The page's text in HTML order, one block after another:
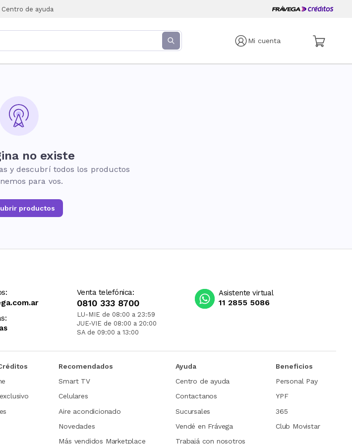
Centro de ayuda
Mi cuenta
no existe
y descubrí todos los productos
para vos.
productos
Venta telefónica:
0810 333 8700
LU-MIE de 08:00 a 23:59
JUE-VIE de 08:00 a 20:00
SA de 09:00 a 13:00
Asistente virtual
11 2855 5086
Recomendados
Smart TV
Celulares
Aire acondicionado
Novedades
Más vendidos Marketplace
Ayuda
Centro de ayuda
Contactanos
Sucursales
Vendé en Frávega
Trabajá con nosotros
Beneficios
Personal Pay
YPF
365
Club Movistar